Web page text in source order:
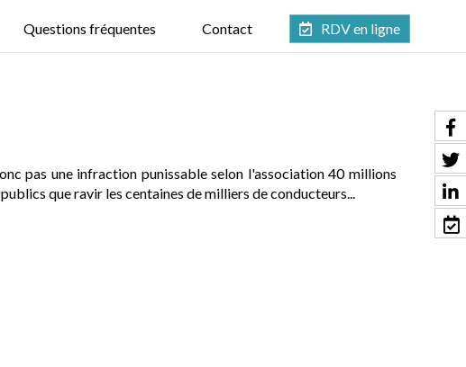
Questions fréquentes Contact RDV en ligne
pas une infraction punissable selon l'association 40 millions
que ravir les centaines de milliers de conducteurs...